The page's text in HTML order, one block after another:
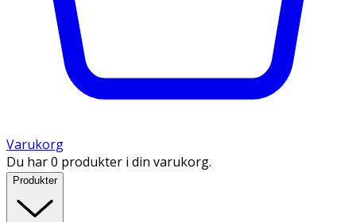
Varukorg
Du har 0 produkter i din varukorg.
Produkter